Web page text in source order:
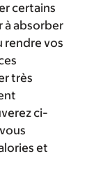
certains
à absorber
rendre vos
très
ci-
et